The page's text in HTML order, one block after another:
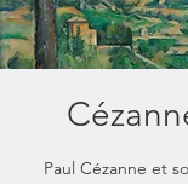
Paul Cézanne et